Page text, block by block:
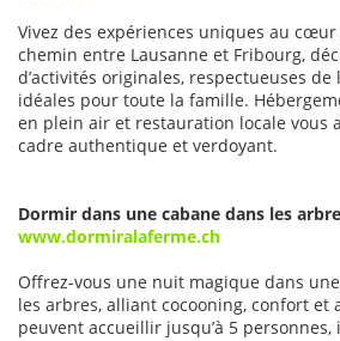
Vivez des expériences uniques au
chemin entre Lausanne et Fribourg,
d’activités originales, respectueuses de
idéales pour toute la famille.
en plein air et restauration locale vous
cadre authentique et verdoyant.
Dormir dans une cabane dans les
www.dormiralaferme.ch
Offrez-vous une nuit magique dans
les arbres, alliant cocooning, confort et
peuvent accueillir jusqu’à 5